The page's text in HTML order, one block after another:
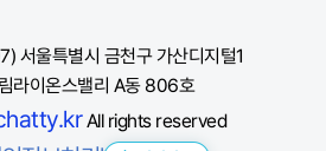
서울특별시 금천구 가산디지털1
라이온스밸리 A동 806호
All rights reserved